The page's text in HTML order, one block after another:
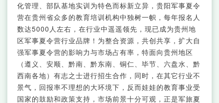
化管理、部队基地实训为特色而标新立异，贵阳军事夏令
营在贵州省众多的教育培训机构中独树一帜，每年报名人
数达5000人左右，在行业中遥遥领先，现已成为贵州地
区军事夏令营行业品牌！为整合资源，共创共享，扩大自
强军事夏令营的影响力与市场占有率，特面向贵州地区
（遵义、安顺、黔南、黔东南、铜仁、毕节、六盘水、黔
西南各地）有志之士进行招生合作，同时，在其它行业不
景气，回报率不理想的大环境下，反而娃娃的教育事业受
国家的鼓励和政策支持，市场前景十分可观，正是军旅夏